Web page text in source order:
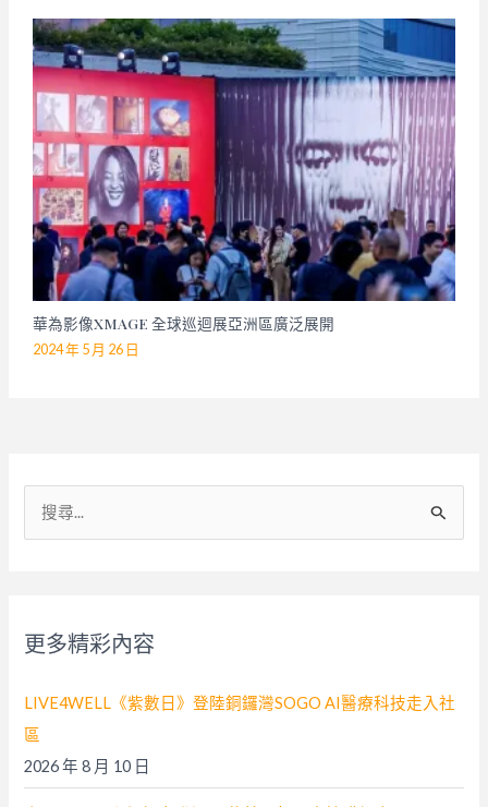
華為影像XMAGE 全球巡迴展亞洲區廣泛展開
2024 年 5 月 26 日
:
更多精彩內容
LIVE4WELL《紫數日》登陸銅鑼灣SOGO AI醫療科技走入社
區
2026 年 8 月 10 日